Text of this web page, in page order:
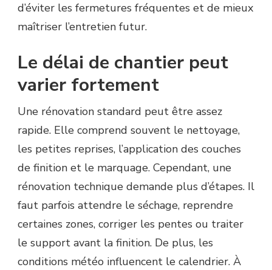
d’éviter les fermetures fréquentes et de mieux
maîtriser l’entretien futur.
Le délai de chantier peut
varier fortement
Une rénovation standard peut être assez
rapide. Elle comprend souvent le nettoyage,
les petites reprises, l’application des couches
de finition et le marquage. Cependant, une
rénovation technique demande plus d’étapes. Il
faut parfois attendre le séchage, reprendre
certaines zones, corriger les pentes ou traiter
le support avant la finition. De plus, les
conditions météo influencent le calendrier. À